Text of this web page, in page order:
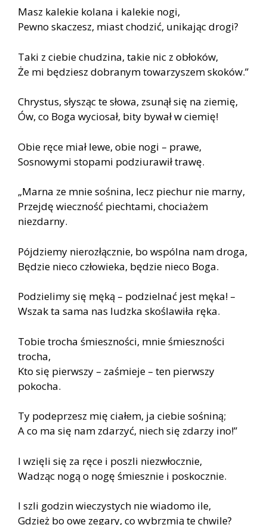
Masz kalekie kolana i kalekie nogi,
Pewno skaczesz, miast chodzić, unikając drogi?
Taki z ciebie chudzina, takie nic z obłoków,
Że mi będziesz dobranym towarzyszem skoków.”
Chrystus, słysząc te słowa, zsunął się na ziemię,
Ów, co Boga wyciosał, bity bywał w ciemię!
Obie ręce miał lewe, obie nogi – prawe,
Sosnowymi stopami podziurawił trawę.
„Marna ze mnie sośnina, lecz piechur nie marny,
Przejdę wieczność piechtami, chociażem
niezdarny.
Pójdziemy nierozłącznie, bo wspólna nam droga,
Będzie nieco człowieka, będzie nieco Boga.
Podzielimy się męką – podzielnać jest męka! –
Wszak ta sama nas ludzka skoślawiła ręka.
Tobie trocha śmieszności, mnie śmieszności
trocha,
Kto się pierwszy – zaśmieje – ten pierwszy
pokocha.
Ty podeprzesz mię ciałem, ja ciebie sośniną;
A co ma się nam zdarzyć, niech się zdarzy ino!”
I wzięli się za ręce i poszli niezwłocznie,
Wadząc nogą o nogę śmiesznie i poskocznie.
I szli godzin wieczystych nie wiadomo ile,
Gdzież bo owe zegary, co wybrzmią te chwile?